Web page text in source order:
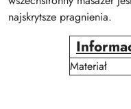
najskrytsze pragnienia.
Materiał